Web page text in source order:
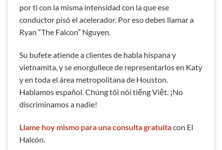
por ti con la misma intensidad con la que ese
conductor pisó el acelerador. Por eso debes llamar a
Ryan “The Falcon” Nguyen.
Su bufete atiende a clientes de habla hispana y
vietnamita, y se enorgullece de representarlos en Katy
y en toda el área metropolitana de Houston.
Hablamos español. Chúng tôi nói tiếng Việt. ¡No
discriminamos a nadie!
Llame hoy mismo para una consulta gratuitacon El
Halcón.